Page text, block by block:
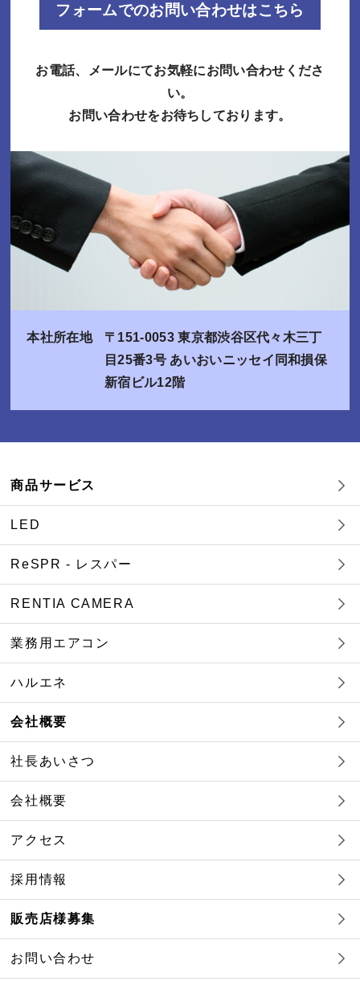
フォームでのお問い合わせはこちら
お電話、メールにてお気軽にお問い合わせくださ
い。
お問い合わせをお待ちしております。
本社所在地
〒151-0053 東京都渋谷区代々木三丁
目25番3号 あいおいニッセイ同和損保
新宿ビル12階
商品サービス
LED
ReSPR - レスパー
RENTIA CAMERA
業務用エアコン
ハルエネ
会社概要
社長あいさつ
会社概要
アクセス
採用情報
販売店様募集
お問い合わせ